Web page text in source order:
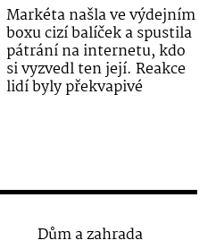
Markéta našla ve výdejním
boxu cizí balíček a spustila
pátrání na internetu, kdo
si vyzvedl ten její. Reakce
lidí byly překvapivé
Dům a zahrada